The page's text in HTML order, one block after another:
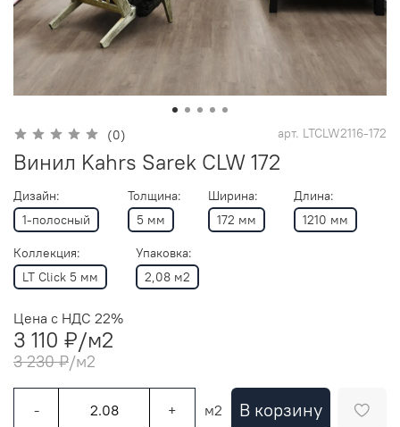
(0) арт. LTCLW2116-172
Винил Kahrs Sarek CLW 172
Дизайн:
1-полосный
Толщина:
5 мм
Ширина:
172 мм
Длина:
1210 мм
Коллекция:
LT Click 5 мм
Упаковка:
2,08 м2
Цена с НДС 22%
3 110 ₽/м2
3 230 ₽/м2
- + м2 В корзину